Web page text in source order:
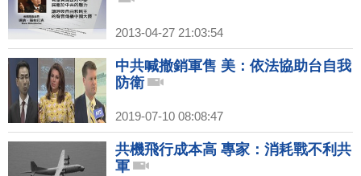
2013-04-27 21:03:54
中共喊撤銷軍售 美：依法協助台自我
防衛
2019-07-10 08:08:47
共機飛行成本高 專家：消耗戰不利共
軍